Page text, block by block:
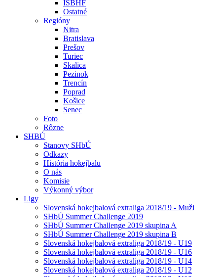
ISBHF
Ostatné
Regióny
Nitra
Bratislava
Prešov
Turiec
Skalica
Pezinok
Trencín
Poprad
Košice
Senec
Foto
Rôzne
SHBÚ
Stanovy SHbÚ
Odkazy
História hokejbalu
O nás
Komisie
Výkonný výbor
Ligy
Slovenská hokejbalová extraliga 2018/19 - Muži
SHbÚ Summer Challenge 2019
SHbÚ Summer Challenge 2019 skupina A
SHbÚ Summer Challenge 2019 skupina B
Slovenská hokejbalová extraliga 2018/19 - U19
Slovenská hokejbalová extraliga 2018/19 - U16
Slovenská hokejbalová extraliga 2018/19 - U14
Slovenská hokejbalová extraliga 2018/19 - U12